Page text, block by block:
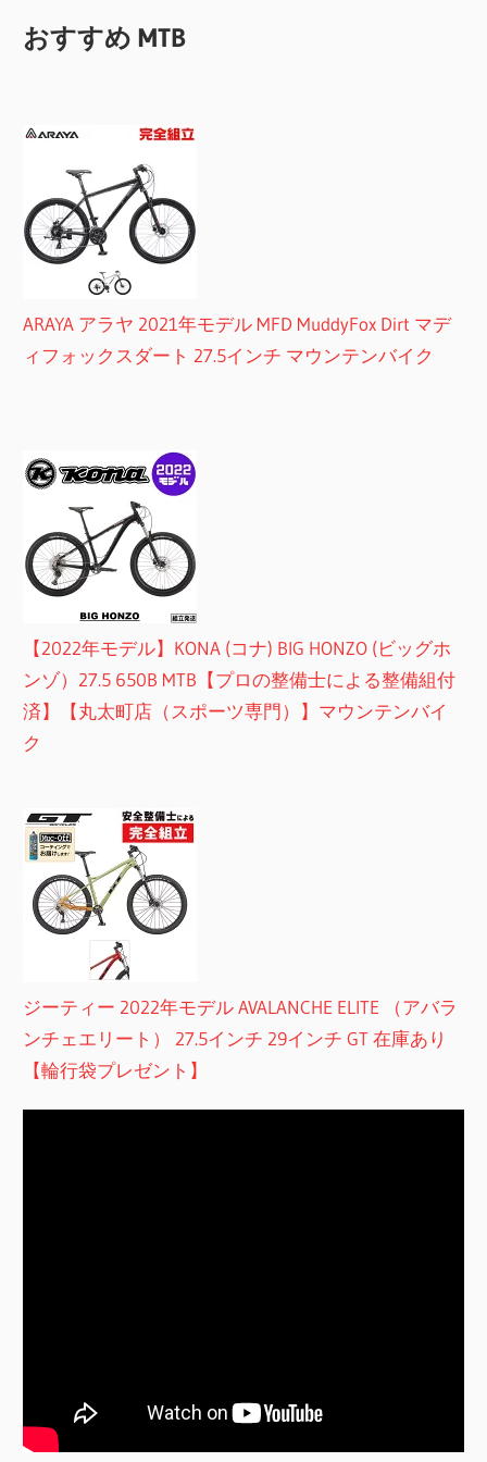
おすすめ MTB
ARAYA アラヤ 2021年モデル MFD MuddyFox Dirt マデ
ィフォックスダート 27.5インチ マウンテンバイク
【2022年モデル】KONA (コナ) BIG HONZO (ビッグホ
ンゾ）27.5 650B MTB【プロの整備士による整備組付
済】【丸太町店（スポーツ専門）】マウンテンバイ
ク
ジーティー 2022年モデル AVALANCHE ELITE （アバラ
ンチェエリート） 27.5インチ 29インチ GT 在庫あり
【輪行袋プレゼント】